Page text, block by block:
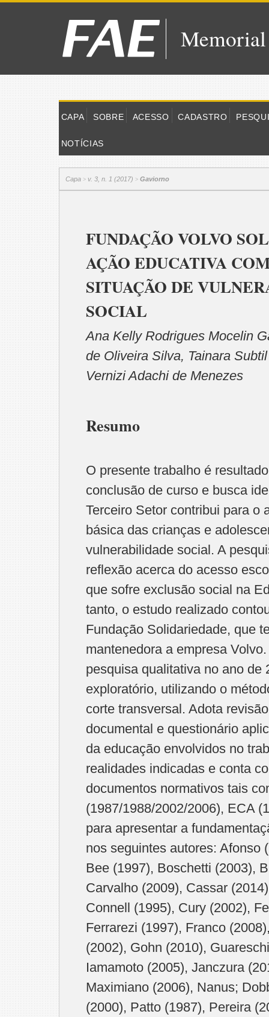
Memorial
CAPA SOBRE ACESSO CADASTRO
NOTÍCIAS
Capa > v. 3, n. 1 (2017) > Gaviorno
FUNDAÇÃO VOLVO
AÇÃO EDUCATIVA
SITUAÇÃO DE
SOCIAL
Ana Kelly Rodrigues Mocelin
de Oliveira Silva, Tainara
Vernizi Adachi de Menezes
Resumo
O presente trabalho é
conclusão de curso e busca
Terceiro Setor contribui para o
básica das crianças e
vulnerabilidade social. A
reflexão acerca do acesso
que sofre exclusão social na
tanto, o estudo realizado
Fundação Solidariedade, que
mantenedora a empresa
pesquisa qualitativa no ano de
exploratório, utilizando o
corte transversal. Adota
documental e questionário
da educação envolvidos no
realidades indicadas e conta
documentos normativos tais
(1987/1988/2002/2006), ECA
para apresentar a
nos seguintes autores: Afonso
Bee (1997), Boschetti (2003),
Carvalho (2009), Cassar
Connell (1995), Cury (2002),
Ferrarezi (1997), Franco
(2002), Gohn (2010),
Iamamoto (2005), Janczura
Maximiano (2006), Nanus;
(2000), Patto (1987), Pereira